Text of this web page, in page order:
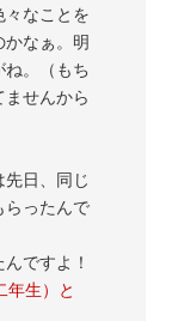
なことを
なぁ。明
。（もち
せんから
日、同じ
らったんで
ですよ！
年生）と